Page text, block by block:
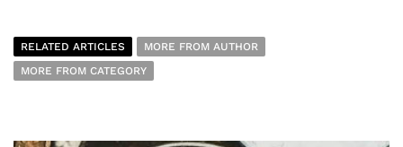
RELATED ARTICLES
MORE FROM AUTHOR
MORE FROM CATEGORY